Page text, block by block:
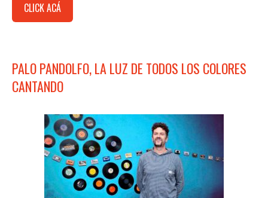
CLICK ACÁ
PALO PANDOLFO, LA LUZ DE TODOS LOS COLORES
CANTANDO